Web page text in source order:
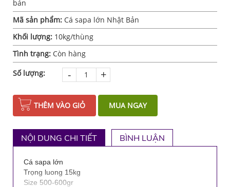
bản
Mã sản phẩm: Cá sapa lớn Nhật Bản
Khối lượng: 10kg/thùng
Tình trạng: Còn hàng
Số lượng: - +
THÊM VÀO GIỎ MUA NGAY
NỘI DUNG CHI TIẾT BÌNH LUẬN
Cá sapa lớn
Trọng luong 15kg
Size 500-600gr